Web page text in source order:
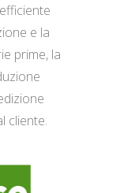
e la
prime, la
cliente.